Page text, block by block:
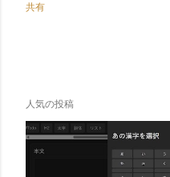
共有
人気の投稿